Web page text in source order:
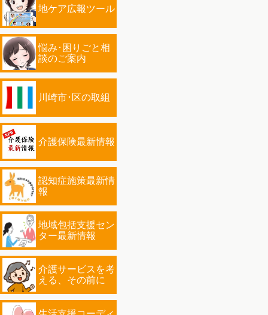
地ケア広報ツール
悩み･困りごと相
談のご案内
川崎市･区の取組
介護保険最新情報
認知症施策最新情
報
地域包括支援セン
ター最新情報
介護サービスを考
える、その前に